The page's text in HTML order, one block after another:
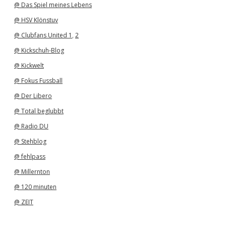
@ Das Spiel meines Lebens
@ HSV Klönstuv
@ Clubfans United 1 , 2
@ Kickschuh-Blog
@ Kickwelt
@ Fokus Fussball
@ Der Libero
@ Total beglubbt
@ Radio DU
@ Stehblog
@ fehlpass
@ Millernton
@ 120 minuten
@ ZEIT